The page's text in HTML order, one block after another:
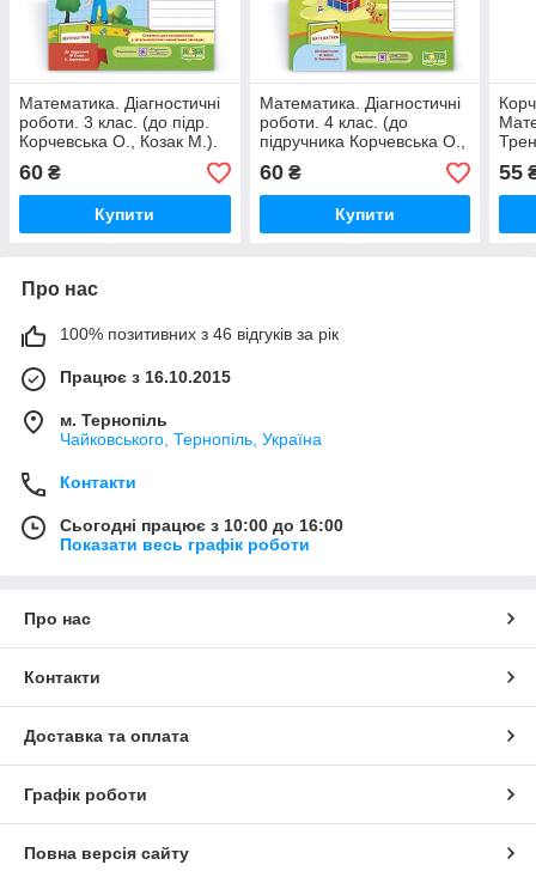
Математика. Діагностичні
роботи. 3 клас. (до підр.
Корчевська О., Козак М.).
60 ₴
Купити
Математика. Діагностичні
роботи. 4 клас. (до
підручника Корчевська О.,
60₴
Купити
55
Про нас
100% позитивних з 46 відгуків за рік
Працює з 16.10.2015
м. Тернопіль
Чайковського, Тернопіль, Україна
Контакти
Сьогодні працює з 10:00 до 16:00
Показати весь графік роботи
Про нас
Контакти
Доставка та оплата
Графік роботи
Повна версія сайту